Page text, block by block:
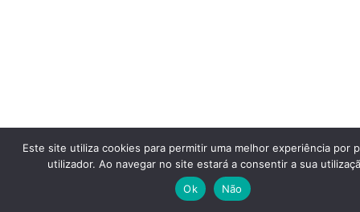
Este site utiliza cookies para permitir uma melhor experiência por
utilizador. Ao navegar no site estará a consentir a sua
Ok
Não